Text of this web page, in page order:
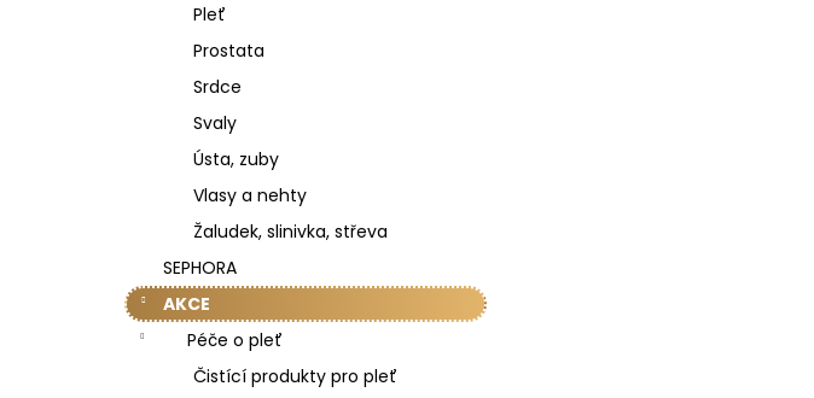
Pleť
Prostata
Srdce
Svaly
Ústa, zuby
Vlasy a nehty
Žaludek, slinivka, střeva
SEPHORA
AKCE
Péče o pleť
Čistící produkty pro pleť